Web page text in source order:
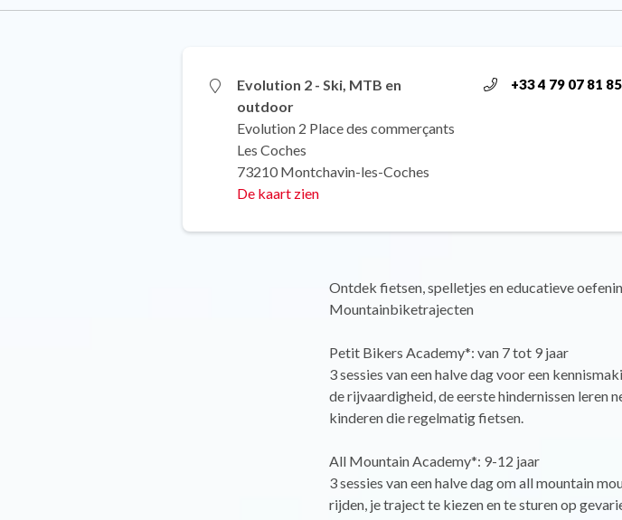
Evolution 2 - Ski, MTB en
outdoor
Evolution 2 Place des commerçants
Les Coches
73210 Montchavin-les-Coches
De kaart zien
+33 4 79 07 81 85
Ontdek fietsen, spelletjes en educatieve
Mountainbiketrajecten
Petit Bikers Academy*: van 7 tot 9 jaar
3 sessies van een halve dag voor een
de rijvaardigheid, de eerste hindernissen leren
kinderen die regelmatig fietsen.
All Mountain Academy*: 9-12 jaar
3 sessies van een halve dag om all mountain
rijden, je traject te kiezen en te sturen op